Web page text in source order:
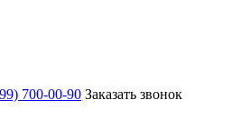
700-00-90 Заказать звонок